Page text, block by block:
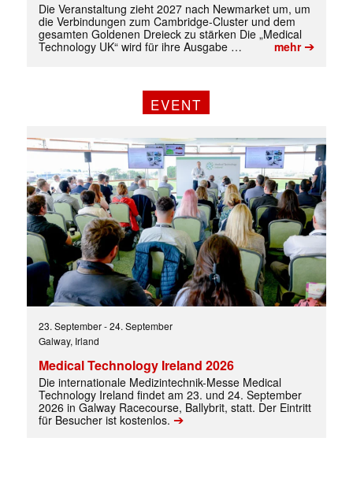
Die Veranstaltung zieht 2027 nach Newmarket um, um
die Verbindungen zum Cambridge-Cluster und dem
gesamten Goldenen Dreieck zu stärken Die „Medical
Technology UK“ wird für ihre Ausgabe …
mehr➔
EVENT
23. September-24. September
Galway, Irland
Medical Technology Ireland 2026
Die internationale Medizintechnik-Messe Medical
Technology Ireland findet am 23. und 24. September
2026 in Galway Racecourse, Ballybrit, statt. Der Eintritt
für Besucher ist kostenlos. ➔